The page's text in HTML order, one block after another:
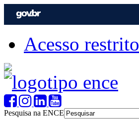
Acesso restrito
Pesquisa na ENCE